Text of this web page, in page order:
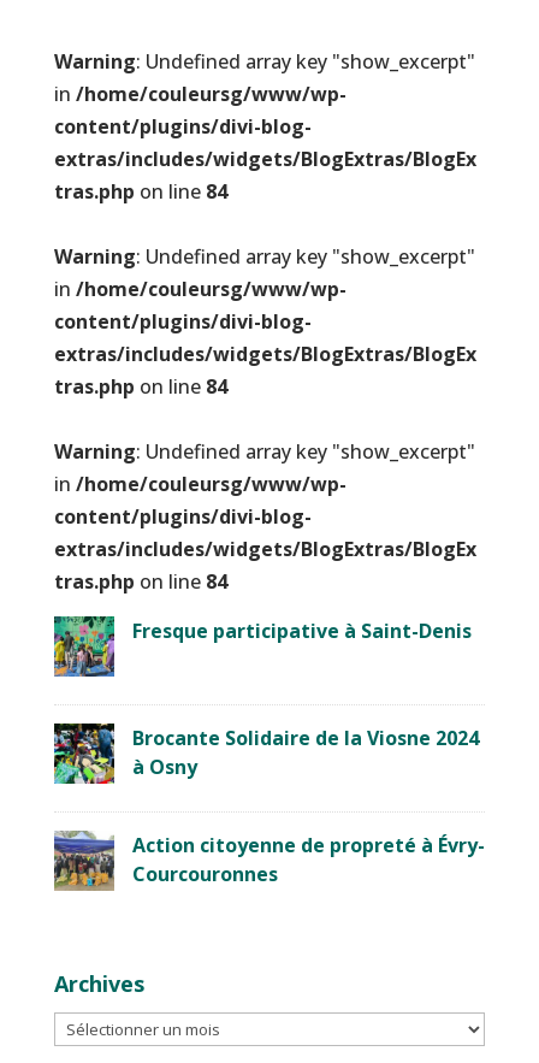
Warning: Undefined array key "show_excerpt"
in /home/couleursg/www/wp-
content/plugins/divi-blog-
extras/includes/widgets/BlogExtras/BlogEx
tras.php on line 84
Warning: Undefined array key "show_excerpt"
in /home/couleursg/www/wp-
content/plugins/divi-blog-
extras/includes/widgets/BlogExtras/BlogEx
tras.php on line 84
Warning: Undefined array key "show_excerpt"
in /home/couleursg/www/wp-
content/plugins/divi-blog-
extras/includes/widgets/BlogExtras/BlogEx
tras.php on line 84
Fresque participative à Saint-Denis
Brocante Solidaire de la Viosne 2024
à Osny
Action citoyenne de propreté à Évry-
Courcouronnes
Archives
Archives